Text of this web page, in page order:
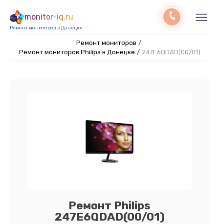
monitor-iq.ru
Ремонт мониторов в Донецке
Ремонт мониторов /
Ремонт мониторов Philips в Донецке / 247E6QDAD(00/01)
Ремонт Philips
247E6QDAD(00/01)